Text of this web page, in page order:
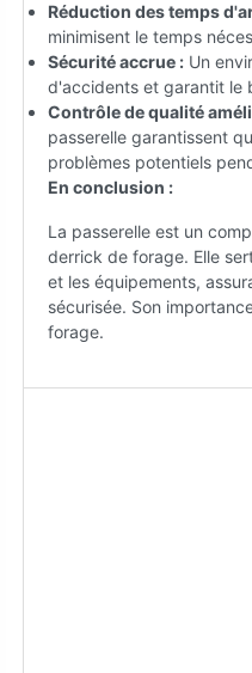
Réduction des temps
minimisent le temps
Sécurité accrue : Un
d'accidents et garantit le
Contrôle de qualité
passerelle garantissent
problèmes potentiels
En conclusion :
La passerelle est un
derrick de forage. Elle
et les équipements,
sécurisée. Son
forage.